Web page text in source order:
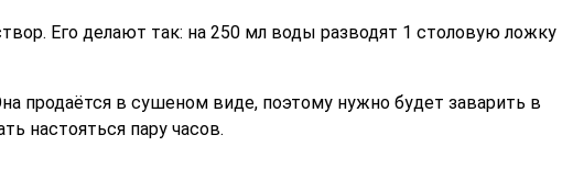
Его делают так: на 250 мл воды разводят 1 столовую ложку
продаётся в сушеном виде, поэтому нужно будет заварить в
настояться пару часов.